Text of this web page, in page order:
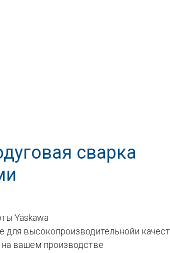
сварка
Yaskawa
для высокопроизводительнойи
вашем производстве